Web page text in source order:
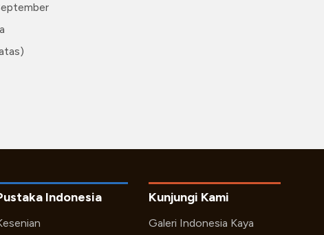
Kunjungi Kami
Galeri Indonesia Kaya
Indonesia